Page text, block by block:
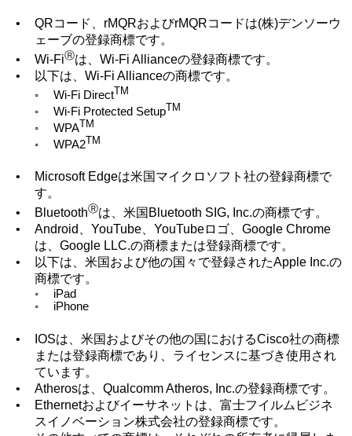
•
QRコード、rMQRおよびrMQRコードは(株)デンソーウ
ェーブの登録商標です。
•
Wi-FiⓇは、Wi-Fi Allianceの登録商標です。
•
以下は、Wi-Fi Allianceの商標です。
◦ Wi-Fi DirectTM
◦ Wi-Fi Protected SetupTM
◦ WPATM
◦ WPA2TM
•
Microsoft Edgeは米国マイクロソフト社の登録商標で
す。
•
BluetoothⓇは、米国Bluetooth SIG, Inc.の商標です。
•
Android、YouTube、YouTubeロゴ、Google Chrome
は、Google LLC.の商標または登録商標です。
•
以下は、米国および他の国々で登録されたApple Inc.の
商標です。
◦
iPad
◦
iPhone
•
IOSは、米国およびその他の国におけるCisco社の商標
または登録商標であり、ライセンスに基づき使用され
ています。
•
Atherosは、Qualcomm Atheros, Inc.の登録商標です。
•
Ethernetおよびイーサネットは、富士フイルムビジネ
スイノベーション株式会社の登録商標です。